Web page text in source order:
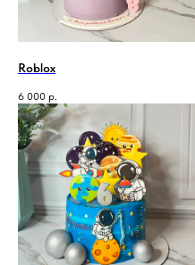
Roblox
6 000 р.